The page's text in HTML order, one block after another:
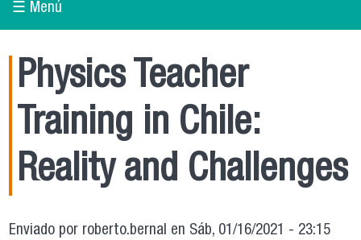
☰ Menú
Physics Teacher
Training in Chile:
Reality and Challenges
Enviado por roberto.bernal en Sáb, 01/16/2021 - 23:15